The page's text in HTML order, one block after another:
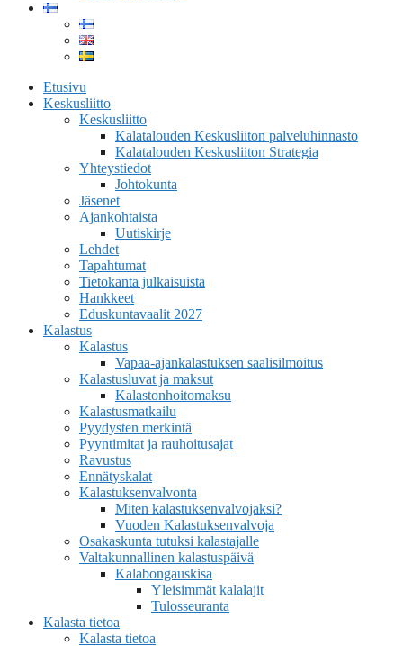
Etusivu
Keskusliitto
Keskusliitto
Kalatalouden Keskusliiton palveluhinnasto
Kalatalouden Keskusliiton Strategia
Yhteystiedot
Johtokunta
Jäsenet
Ajankohtaista
Uutiskirje
Lehdet
Tapahtumat
Tietokanta julkaisuista
Hankkeet
Eduskuntavaalit 2027
Kalastus
Kalastus
Vapaa-ajankalastuksen saalisilmoitus
Kalastusluvat ja maksut
Kalastonhoitomaksu
Kalastusmatkailu
Pyydysten merkintä
Pyyntimitat ja rauhoitusajat
Ravustus
Ennätyskalat
Kalastuksenvalvonta
Miten kalastuksenvalvojaksi?
Vuoden Kalastuksenvalvoja
Osakaskunta tutuksi kalastajalle
Valtakunnallinen kalastuspäivä
Kalabongauskisa
Yleisimmät kalalajit
Tulosseuranta
Kalasta tietoa
Kalasta tietoa